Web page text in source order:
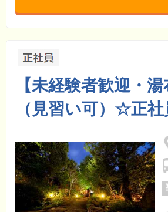
【未経験者歓迎・
（見習い可）☆正